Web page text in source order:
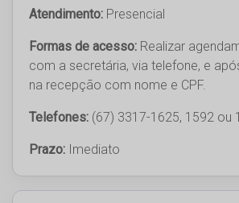
Atendimento: Presencial
Formas de acesso: Realizar
com a secretária, via telefone, e
na recepção com nome e CPF.
Telefones: (67) 3317-1625, 1592 ou
Prazo: Imediato